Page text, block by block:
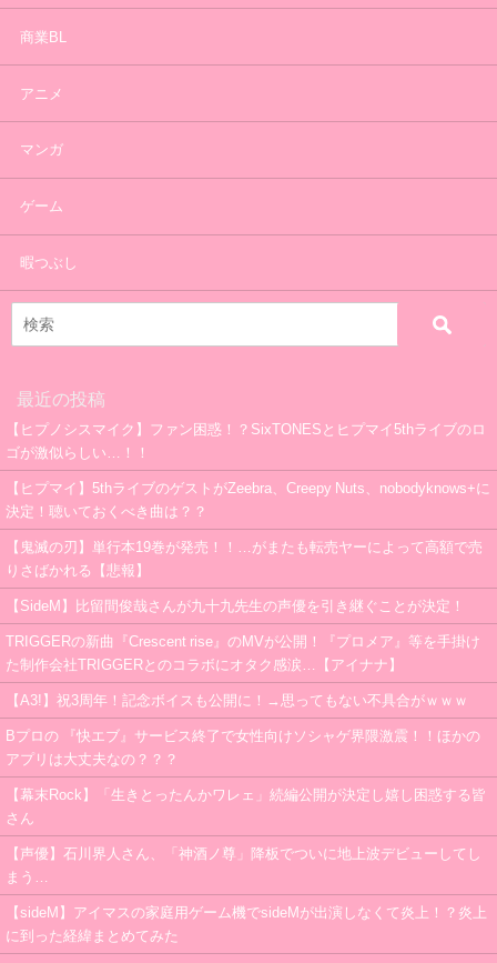
商業BL
アニメ
マンガ
ゲーム
暇つぶし
最近の投稿
【ヒプノシスマイク】ファン困惑！？SixTONESとヒプマイ5thライブのロ
ゴが激似らしい…！！
【ヒプマイ】5thライブのゲストがZeebra、Creepy Nuts、nobodyknows+に
決定！聴いておくべき曲は？？
【鬼滅の刃】単行本19巻が発売！！…がまたも転売ヤーによって高額で売
りさばかれる【悲報】
【SideM】比留間俊哉さんが九十九先生の声優を引き継ぐことが決定！
TRIGGERの新曲『Crescent rise』のMVが公開！『プロメア』等を手掛け
た制作会社TRIGGERとのコラボにオタク感涙…【アイナナ】
【A3!】祝3周年！記念ボイスも公開に！→思ってもない不具合がｗｗｗ
Bプロの 『快エブ』サービス終了で女性向けソシャゲ界隈激震！！ほかの
アプリは大丈夫なの？？？
【幕末Rock】「生きとったんかワレェ」続編公開が決定し嬉し困惑する皆
さん
【声優】石川界人さん、「神酒ノ尊」降板でついに地上波デビューしてし
まう…
【sideM】アイマスの家庭用ゲーム機でsideMが出演しなくて炎上！？炎上
に到った経緯まとめてみた